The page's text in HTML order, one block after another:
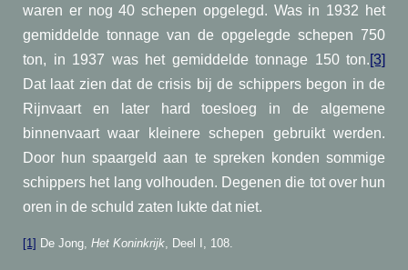
waren er nog 40 schepen opgelegd. Was in 1932 het
gemiddelde tonnage van de opgelegde schepen 750
ton, in 1937 was het gemiddelde tonnage 150 ton.[3]
Dat laat zien dat de crisis bij de schippers begon in de
Rijnvaart en later hard toesloeg in de algemene
binnenvaart waar kleinere schepen gebruikt werden.
Door hun spaargeld aan te spreken konden sommige
schippers het lang volhouden. Degenen die tot over hun
oren in de schuld zaten lukte dat niet.
[1] De Jong, Het Koninkrijk, Deel I, 108.